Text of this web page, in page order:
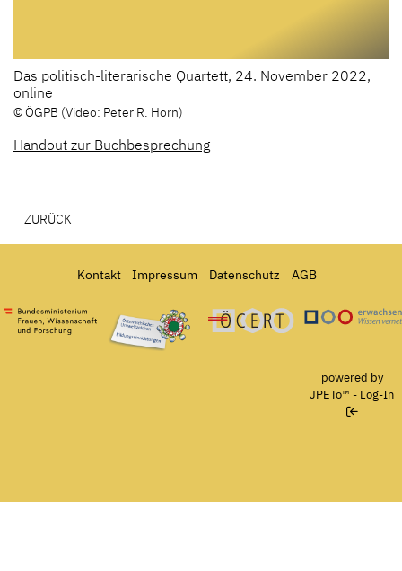
Das politisch-literarische Quartett, 24. November 2022,
online
© ÖGPB (Video: Peter R. Horn)
Handout zur Buchbesprechung
ZURÜCK
Kontakt Impressum Datenschutz AGB
Bundesministerium für Frauen, Wissenschaft und Forschung
Österreichisches Umweltzeichen für
Ö-Cert
powered by
JPETo™ - Log-In